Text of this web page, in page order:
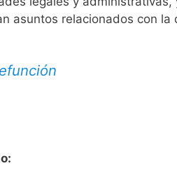
asuntos relacionados con la